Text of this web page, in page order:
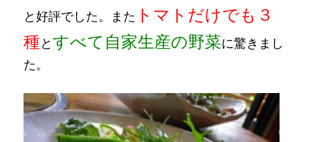
と好評でした。また トマトだけでも ３
種とすべて 自家生産の野菜に驚きまし
た。